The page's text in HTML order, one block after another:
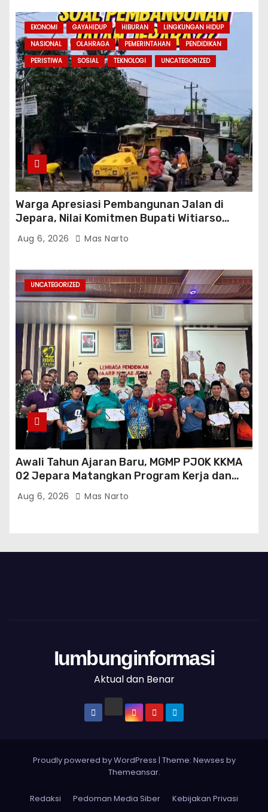
EKONOMI GAYAHIDUP HIBURAN
LINGKUNGAN HIDUP
NASIONAL
OLAHRAGA PEMERINTAHAN
PENDIDIKAN
PERISTIWA
SOSIAL TEKNOLOGI UNCATEGORIZED
Warga Apresiasi Pembangunan Jalan di
Jepara, Nilai Komitmen Bupati Witiarso
Tingkatkan Infrastruktur dan Perekonomian
Aug 6, 2026 Mas Narto
UNCATEGORIZED
Awali Tahun Ajaran Baru, MGMP PJOK KKMA
02 Jepara Matangkan Program Kerja dan
Asesmen Gasal
Aug 6, 2026 Mas Narto
Iumbunginformasi
Aktual dan Benar
Proudly powered by WordPress | Theme: Newses by
Themeansar.
Redaksi Pedoman Media Siber Kebijakan Privasi